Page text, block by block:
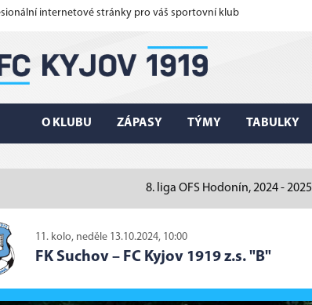
internetové stránky pro váš sportovní klub
O KLUBU ZÁPASY TÝMY TABULKY
8. liga OFS Hodonín, 2024 - 2025
11. kolo, neděle 13.10.2024, 10:00
FK Suchov – FC Kyjov 1919 z.s. "B"